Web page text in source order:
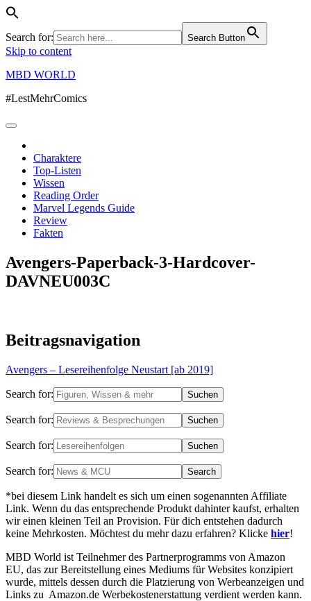
Search for: Search Button
Skip to content
MBD WORLD
#LestMehrComics
Charaktere
Top-Listen
Wissen
Reading Order
Marvel Legends Guide
Review
Fakten
Avengers-Paperback-3-Hardcover-
DAVNEU003C
Beitragsnavigation
Avengers – Lesereihenfolge Neustart [ab 2019]
Search for:
Search for:
Search for:
Search for:
*bei diesem Link handelt es sich um einen sogenannten Affiliate
Link. Wenn du das entsprechende Produkt dahinter kaufst, erhalten
wir einen kleinen Teil an Provision. Für dich entstehen dadurch
keine Mehrkosten. Möchtest du mehr dazu erfahren? Klicke hier!
MBD World ist Teilnehmer des Partnerprogramms von Amazon
EU, das zur Bereitstellung eines Mediums für Websites konzipiert
wurde, mittels dessen durch die Platzierung von Werbeanzeigen und
Links zu Amazon.de Werbekostenerstattung verdient werden kann.